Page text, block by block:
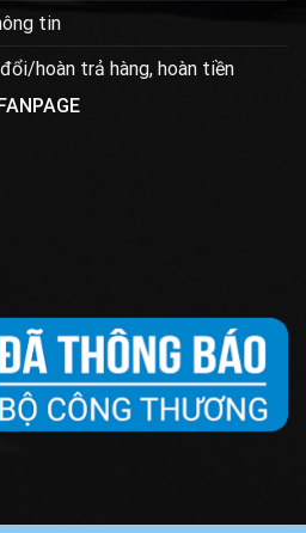
tin
hoàn trả hàng, hoàn tiền
FANPAGE